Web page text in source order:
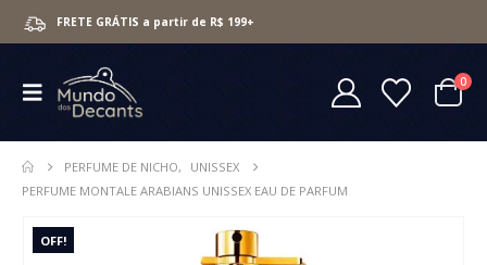
FRETE GRÁTIS a partir de R$ 199+
0
PERFUME DE NICHO,
UNISSEX
PERFUME MONTALE ARABIANS UNISSEX EAU DE PARFUM
OFF!